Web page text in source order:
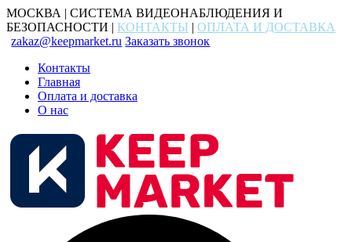
МОСКВА | СИСТЕМА ВИДЕОНАБЛЮДЕНИЯ И
БЕЗОПАСНОСТИ | КОНТАКТЫ | ОПЛАТА И ДОСТАВКА
zakaz@keepmarket.ru Заказать звонок
Контакты
Главная
Оплата и доставка
О нас